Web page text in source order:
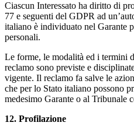
Ciascun Interessato ha diritto di
77 e seguenti del GDPR ad
italiano è individuato nel Garante
personali.
Le forme, le modalità ed i termini
reclamo sono previste e
vigente. Il reclamo fa salve le
che per lo Stato italiano possono
medesimo Garante o al Tribunale
12. Profilazione